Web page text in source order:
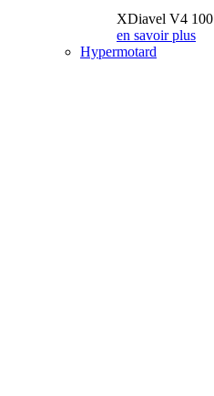
XDiavel V4 100
en savoir plus
Hypermotard